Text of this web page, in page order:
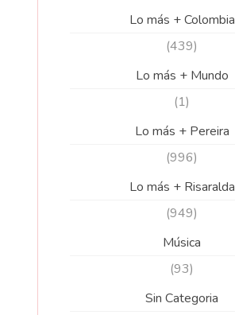
Lo más + Colombia
(439)
Lo más + Mundo
(1)
Lo más + Pereira
(996)
Lo más + Risaralda
(949)
Música
(93)
Sin Categoria